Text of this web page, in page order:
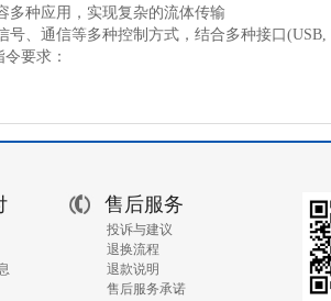
多种应用，实现复杂的流体传输
、通信等多种控制方式，结合多种接口(USB,
要求：
售后服务
投诉与建议
退换流程
退款说明
售后服务承诺